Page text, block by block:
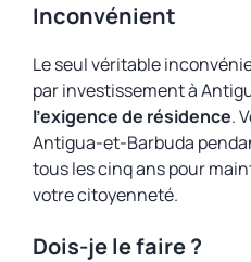
Inconvénient
Le seul véritable
par investissement à
l’exigence de résidence.
Antigua-et-Barbuda
tous les cinq ans pour
votre citoyenneté.
Dois-je le faire ?